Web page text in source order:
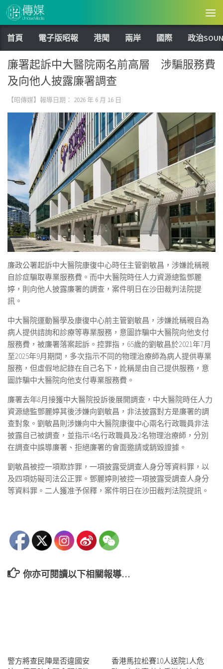
Skip to content
首頁 電子版昭報 港聞 兩岸 國際 政治
廉署起訴中大醫院兩名前高層 涉騙服務費
及向他人披露廉署調查
【昭傳媒】報導日期： 2026 年 6 月 16 日
廉政公署起訴中大醫院康復中心時任主管劉敏昌，涉嫌訛稱親
自診症騙取專業服務費。而中大醫院時任人力資源總監鄧麗
婷，則向他人披露廉署的調查，案件明日在沙田裁判法院提
訊。
中大醫院運動醫學及康復中心前主管劉敏昌，涉嫌訛稱親自為
病人提供諮詢和診療等專業服務，意圖詐騙中大醫院向他支付
服務費，被廉署落案起訴。控罪指，65歲的劉敏昌於2021年7月
至2025年9月期間，多次指示不同的物理治療師為病人提供專業
服務，但虛假地記錄在自己名下，訛稱是由自己提供服務，意
圖詐騙中大醫院向他支付專業服務費。
廉署去年8月接獲中大醫院投訴後展開調查，中大醫院時任人力
資源總監鄧麗婷其後涉嫌向劉敏昌，非法披露對方是廉署的調
查對象。劉敏昌則涉嫌向中大醫院康復中心兩名行政職員非法
披露自己被調查，並指示4名行政職員及2名物理治療師，分別
在調查中誤導廉署、拒絕廉署的會面邀請或銷毀證據。
劉敏昌被控一項欺詐罪，一項披露受調查人身分等資料罪，以
及四項妨礙司法公正罪。鄧麗婷則被控一項披露受調查人身分
等資料罪。二人獲准予保釋，案件明日在沙田裁判法院提訊。
你亦可閱讀以下相關報導…
警方將查民陣是否違國安
香港馬拉松賽10人送院1人危